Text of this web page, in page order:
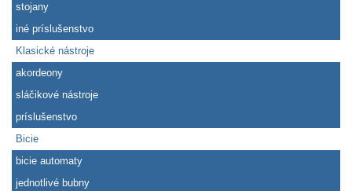
stojany
iné príslušenstvo
Klasické nástroje
akordeony
sláčikové nástroje
príslušenstvo
Bicie
bicie automaty
jednotlivé bubny